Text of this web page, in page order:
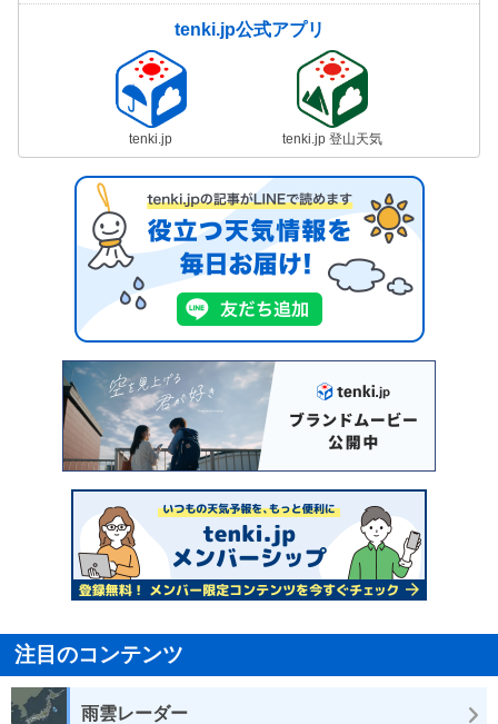
tenki.jp公式アプリ
tenki.jp tenki.jp 登山天気
注目のコンテンツ
雨雲レーダー